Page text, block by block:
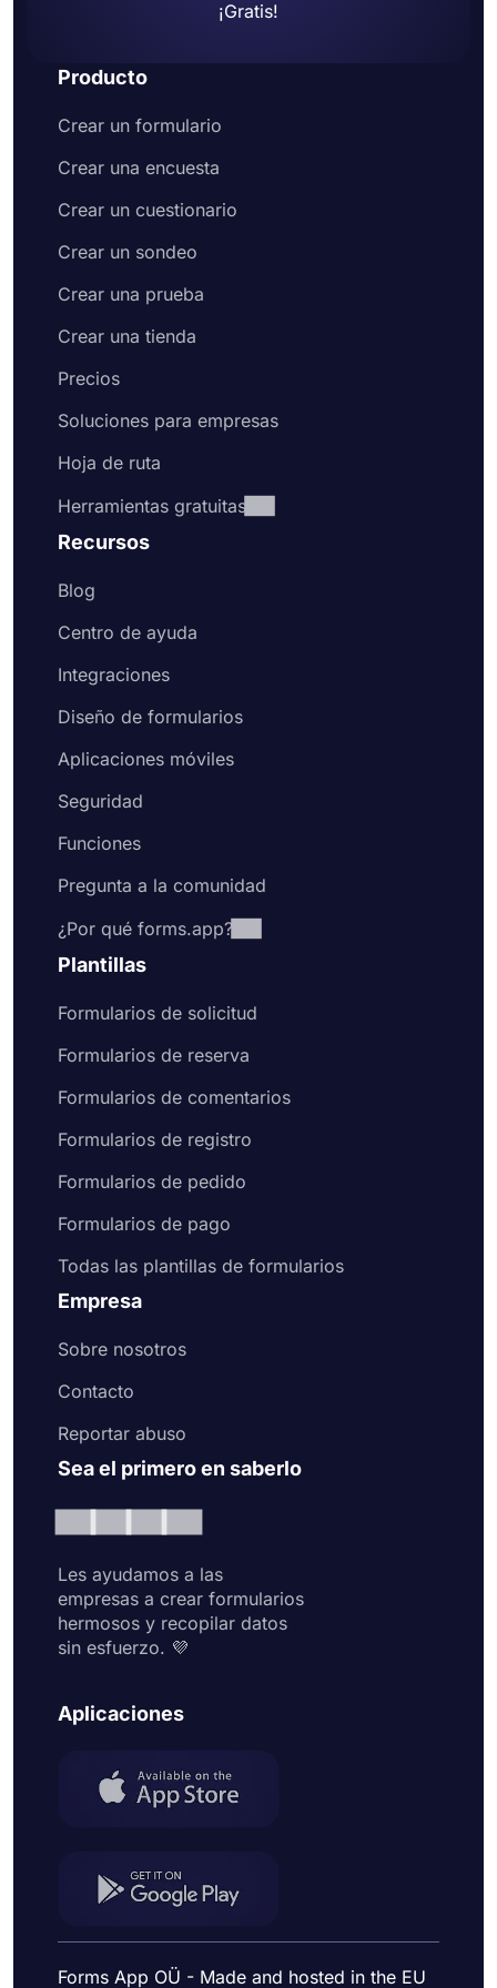
¡Gratis!
Producto
Crear un formulario
Crear una encuesta
Crear un cuestionario
Crear un sondeo
Crear una prueba
Crear una tienda
Precios
Soluciones para empresas
Hoja de ruta
Herramientas gratuitas
Recursos
Blog
Centro de ayuda
Integraciones
Diseño de formularios
Aplicaciones móviles
Seguridad
Funciones
Pregunta a la comunidad
¿Por qué forms.app?
Plantillas
Formularios de solicitud
Formularios de reserva
Formularios de comentarios
Formularios de registro
Formularios de pedido
Formularios de pago
Todas las plantillas de formularios
Empresa
Sobre nosotros
Contacto
Reportar abuso
Sea el primero en saberlo
Les ayudamos a las
empresas a crear formularios
hermosos y recopilar datos
sin esfuerzo. 💜
Aplicaciones
Forms App OÜ - Made and hosted in the EU